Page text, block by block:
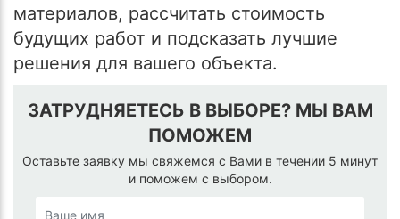
материалов, рассчитать стоимость
будущих работ и подсказать лучшие
решения для вашего объекта.
ЗАТРУДНЯЕТЕСЬ В ВЫБОРЕ? МЫ ВАМ
ПОМОЖЕМ
Оставьте заявку мы свяжемся с Вами в течении 5 минут
и поможем с выбором.